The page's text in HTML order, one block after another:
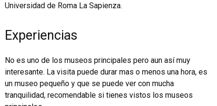
Universidad de Roma La Sapienza.
Experiencias
No es uno de los museos principales pero aun así muy
interesante. La visita puede durar mas o menos una hora, es
un museo pequeño y que se puede ver con mucha
tranquilidad, recomendable si tienes vistos los museos